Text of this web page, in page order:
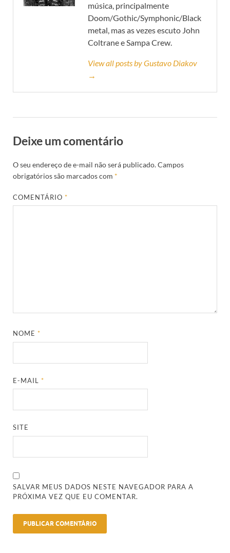
música, principalmente
Doom/Gothic/Symphonic/Black
metal, mas as vezes escuto John
Coltrane e Sampa Crew.
View all posts by Gustavo Diakov
→
Deixe um comentário
O seu endereço de e-mail não será publicado.Campos
obrigatórios são marcados com *
COMENTÁRIO*
NOME*
E-MAIL*
SITE
SALVAR MEUS DADOS NESTE NAVEGADOR PARA A
PRÓXIMA VEZ QUE EU COMENTAR.